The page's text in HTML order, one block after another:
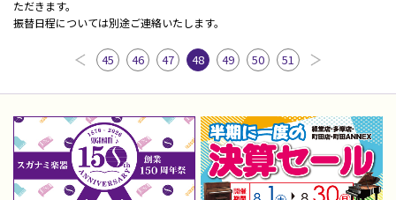
ただきます。
振替日程については別途ご連絡いたします。
45 46 47 48 49 50 51